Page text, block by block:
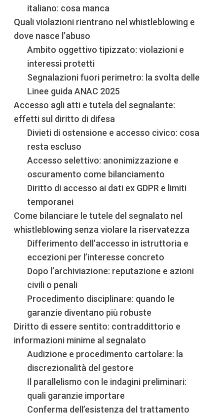
italiano: cosa manca
Quali violazioni rientrano nel whistleblowing e
dove nasce l’abuso
Ambito oggettivo tipizzato: violazioni e
interessi protetti
Segnalazioni fuori perimetro: la svolta delle
Linee guida ANAC 2025
Accesso agli atti e tutela del segnalante:
effetti sul diritto di difesa
Divieti di ostensione e accesso civico: cosa
resta escluso
Accesso selettivo: anonimizzazione e
oscuramento come bilanciamento
Diritto di accesso ai dati ex GDPR e limiti
temporanei
Come bilanciare le tutele del segnalato nel
whistleblowing senza violare la riservatezza
Differimento dell’accesso in istruttoria e
eccezioni per l’interesse concreto
Dopo l’archiviazione: reputazione e azioni
civili o penali
Procedimento disciplinare: quando le
garanzie diventano più robuste
Diritto di essere sentito: contraddittorio e
informazioni minime al segnalato
Audizione e procedimento cartolare: la
discrezionalità del gestore
Il parallelismo con le indagini preliminari:
quali garanzie importare
Conferma dell’esistenza del trattamento